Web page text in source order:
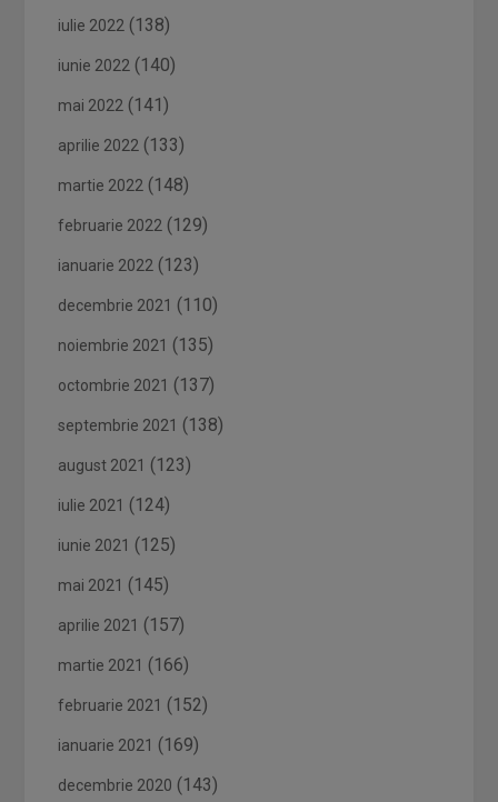
iulie 2022 (138)
iunie 2022 (140)
mai 2022 (141)
aprilie 2022 (133)
martie 2022 (148)
februarie 2022 (129)
ianuarie 2022 (123)
decembrie 2021 (110)
noiembrie 2021 (135)
octombrie 2021 (137)
septembrie 2021 (138)
august 2021 (123)
iulie 2021 (124)
iunie 2021 (125)
mai 2021 (145)
aprilie 2021 (157)
martie 2021 (166)
februarie 2021 (152)
ianuarie 2021 (169)
decembrie 2020 (143)